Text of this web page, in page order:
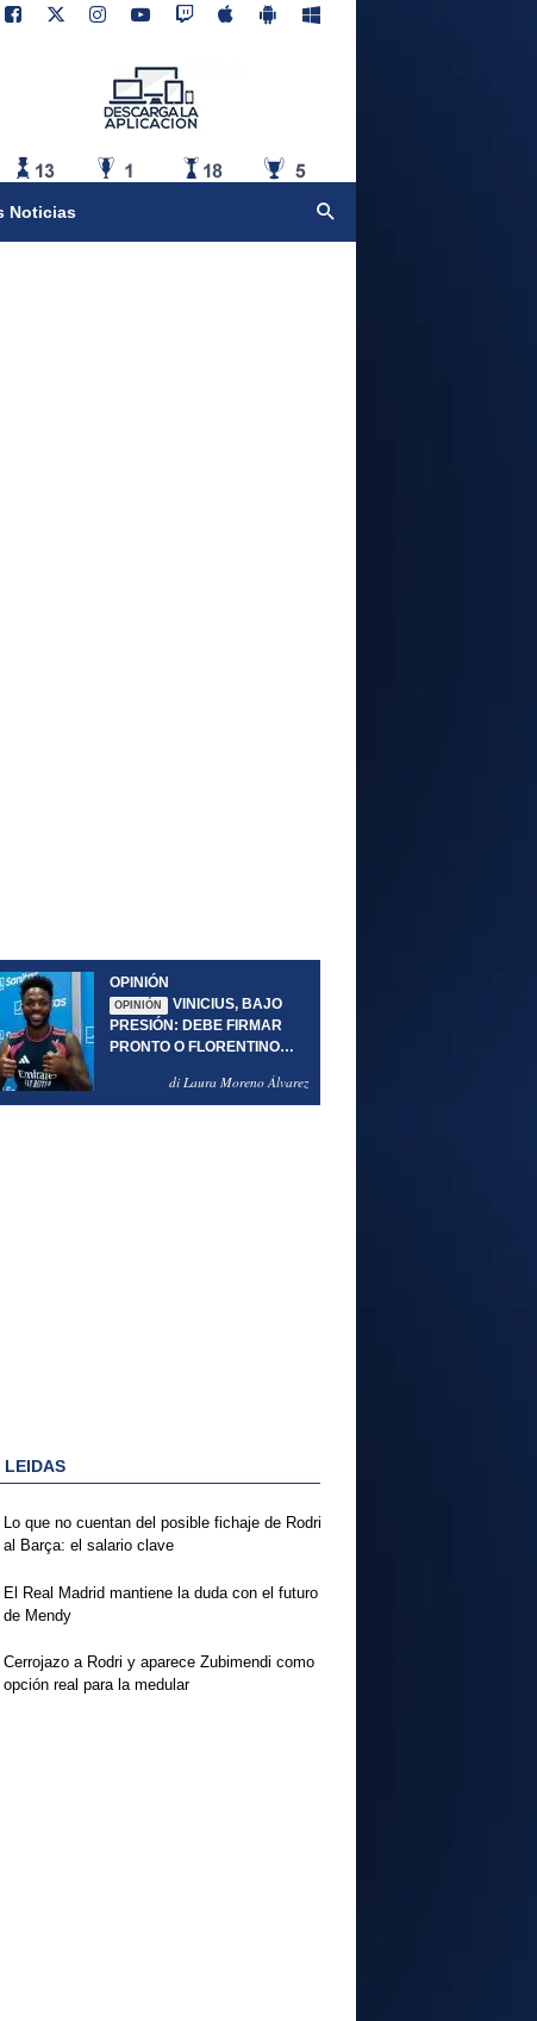
Noticias
OPINIÓN
OPINIÓN
VINICIUS, BAJO
PRESIÓN: DEBE FIRMAR
PRONTO O FLORENTINO
di Laura Moreno Álvarez
LEIDAS
Lo que no cuentan del posible fichaje de Rodri
al Barça: el salario clave
El Real Madrid mantiene la duda con el futuro
de Mendy
Cerrojazo a Rodri y aparece Zubimendi como
opción real para la medular